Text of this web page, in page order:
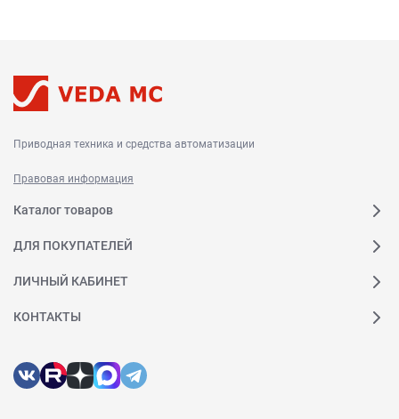
Приводная техника и средства автоматизации
Правовая информация
Каталог товаров
ДЛЯ ПОКУПАТЕЛЕЙ
ЛИЧНЫЙ КАБИНЕТ
КОНТАКТЫ